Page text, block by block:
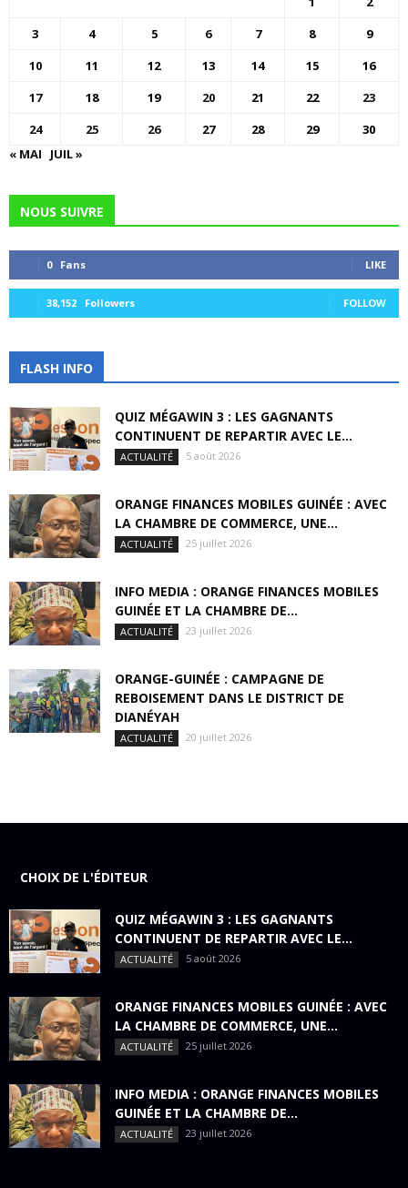
3
4 5 6 7 8
9
10
11 12 13 14 15
16
17
18 19 20 21 22
23
24
25 26 27 28 29
30
« MAI
JUIL »
NOUS SUIVRE
0 Fans LIKE
38,152 Followers FOLLOW
FLASH INFO
QUIZ MÉGAWIN 3 : LES GAGNANTS
CONTINUENT DE REPARTIR AVEC LE...
ACTUALITÉ 5 août 2026
ORANGE FINANCES MOBILES GUINÉE : AVEC
LA CHAMBRE DE COMMERCE, UNE...
ACTUALITÉ 25 juillet 2026
INFO MEDIA : ORANGE FINANCES MOBILES
GUINÉE ET LA CHAMBRE DE...
ACTUALITÉ 23 juillet 2026
ORANGE-GUINÉE : CAMPAGNE DE
REBOISEMENT DANS LE DISTRICT DE
DIANÉYAH
ACTUALITÉ 20 juillet 2026
CHOIX DE L'ÉDITEUR
QUIZ MÉGAWIN 3 : LES GAGNANTS
CONTINUENT DE REPARTIR AVEC LE...
ACTUALITÉ 5 août 2026
ORANGE FINANCES MOBILES GUINÉE : AVEC
LA CHAMBRE DE COMMERCE, UNE...
ACTUALITÉ 25 juillet 2026
INFO MEDIA : ORANGE FINANCES MOBILES
GUINÉE ET LA CHAMBRE DE...
ACTUALITÉ 23 juillet 2026